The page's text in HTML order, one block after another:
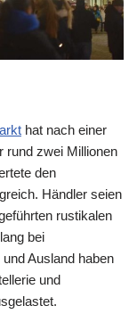
hat nach einer
rund zwei Millionen
den
Händler seien
rustikalen
bei
Ausland haben
und